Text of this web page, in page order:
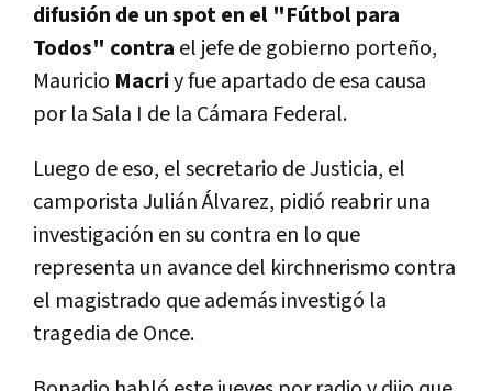
difusión de un spot en el "Fútbol para
Todos" contra el jefe de gobierno porteño,
Mauricio Macriy fue apartado de esa causa
por la Sala I de la Cámara Federal.
Luego de eso, el secretario de Justicia, el
camporista Julián Álvarez, pidió reabrir una
investigación en su contra en lo que
representa un avance del kirchnerismo contra
el magistrado que además investigó la
tragedia de Once.